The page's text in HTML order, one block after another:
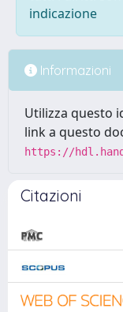
indicazione
Informazioni
Utilizza questo
link a questo
https://
Citazioni